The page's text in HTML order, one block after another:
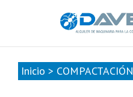
Inicio > COMPACTACIÓN